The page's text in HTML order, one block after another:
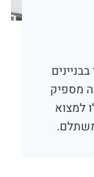
מספיק
למצוא